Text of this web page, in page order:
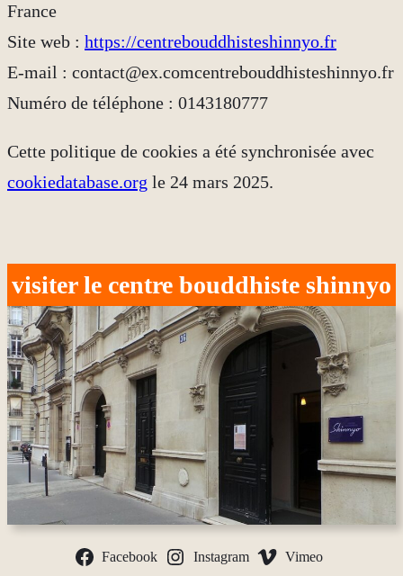
France
Site web : https://centrebouddhisteshinnyo.fr
E-mail : contact@ex.comcentrebouddhisteshinnyo.fr
Numéro de téléphone : 0143180777
Cette politique de cookies a été synchronisée avec
cookiedatabase.org le 24 mars 2025.
visiter le centre bouddhiste shinnyo
Facebook Instagram Vimeo